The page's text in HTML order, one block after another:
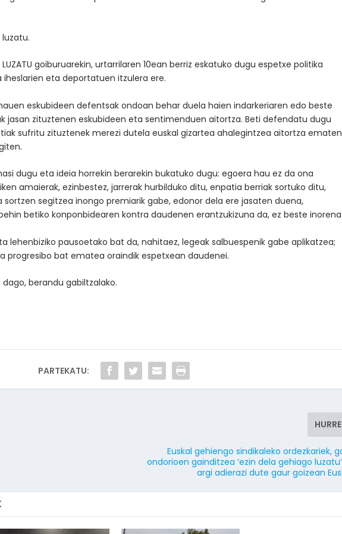
LUZATU goiburuarekin, urtarrilaren 10ean berriz eskatuko dugu espetxe politika
eta deportatuen itzulera ere.
eskubideen defentsak ondoan behar duela haien indarkeriaren edo beste
jasan zituztenen eskubideen eta sentimenduen aitortza. Beti defendatu dugu
sufritu zituztenek merezi dutela euskal gizartea ahalegintzea aitortza ematen
dugu eta ideia horrekin berarekin bukatuko dugu: egoera hau ez da ona
amaierak, ezinbestez, jarrerak hurbilduko ditu, enpatia berriak sortuko ditu,
sortzen segitzea inongo premiarik gabe, edonor dela ere jasaten duena,
betiko konponbidearen kontra daudenen erantzukizuna da, ez beste
lehenbiziko pausoetako bat da, nahitaez, legeak salbuespenik gabe aplikatzea;
progresibo bat ematea oraindik espetxean daudenei.
berandu gabiltzalako.
PARTEKATU:
Euskal gehiengo sindikaleko ordezkariek,
ondorioen gainditzea ‘ezin dela gehiago
argi adierazi dute gaur goizean